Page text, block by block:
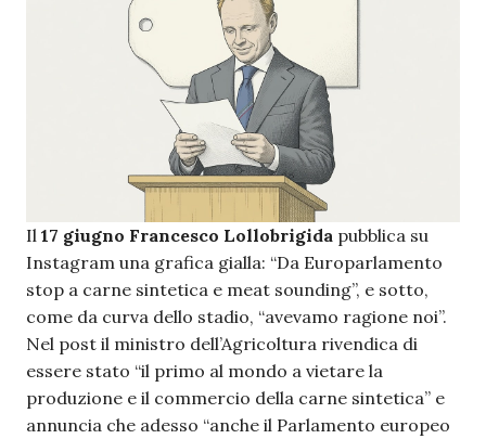
Il 17 giugno Francesco Lollobrigida pubblica su
Instagram una grafica gialla: “Da Europarlamento
stop a carne sintetica e meat sounding”, e sotto,
come da curva dello stadio, “avevamo ragione noi”.
Nel post il ministro dell’Agricoltura rivendica di
essere stato “il primo al mondo a vietare la
produzione e il commercio della carne sintetica” e
annuncia che adesso “anche il Parlamento europeo